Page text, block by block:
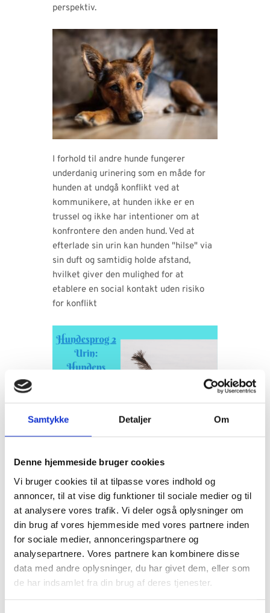
Samtykke Detaljer Om
Denne hjemmeside bruger cookies
Vi bruger cookies til at tilpasse vores indhold og
annoncer, til at vise dig funktioner til sociale medier og til
at analysere vores trafik. Vi deler også oplysninger om
din brug af vores hjemmeside med vores partnere inden
for sociale medier, annonceringspartnere og
analysepartnere. Vores partnere kan kombinere disse
data med andre oplysninger, du har givet dem, eller som
de har indsamlet fra din brug af deres tjenester.
perspektiv.
I forhold til andre hunde fungerer
underdanig urinering som en måde for
hunden at undgå konflikt ved at
kommunikere, at hunden ikke er en
trussel og ikke har intentioner om at
konfrontere den anden hund. Ved at
efterlade sin urin kan hunden "hilse" via
sin duft og samtidig holde afstand,
hvilket giver den mulighed for at
etablere en social kontakt uden risiko
for konflikt
Urin som signatur
Under gåture markerer hunde ofte med
urin på bestemte steder: træer, stolper,
hjørner af bygninger – for at efterlade
deres duft. Det er en diskret form for
interaktion, hvor hunde efterlader spor